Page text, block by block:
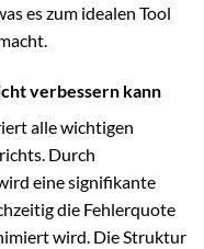
es zum idealen Tool
verbessern kann
alle wichtigen
Durch
eine signifikante
die Fehlerquote
wird. Die Struktur